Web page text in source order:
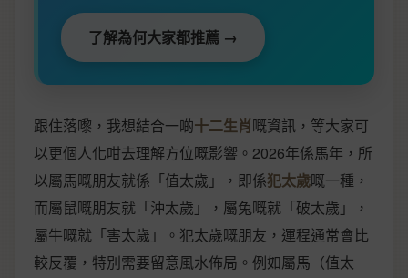
了解為何大家都推薦 →
跟住落嚟，我想結合一啲十二生肖嘅資訊，等大家可
以更個人化咁去理解方位嘅影響。2026年係馬年，所
以屬馬嘅朋友就係「值太歲」，即係犯太歲嘅一種，
而屬鼠嘅朋友就「沖太歲」，屬兔嘅就「破太歲」，
屬牛嘅就「害太歲」。犯太歲嘅朋友，運程通常會比
較反覆，特別需要留意風水佈局。例如屬馬（值太